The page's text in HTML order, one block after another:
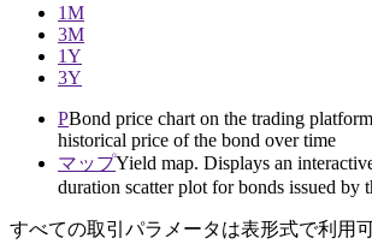
1M
3M
1Y
3Y
PBond price chart on the trading
historical price of the bond over time
マップYield map. Displays an
duration scatter plot for bonds issued by
すべての取引パラメータは表形式で利用